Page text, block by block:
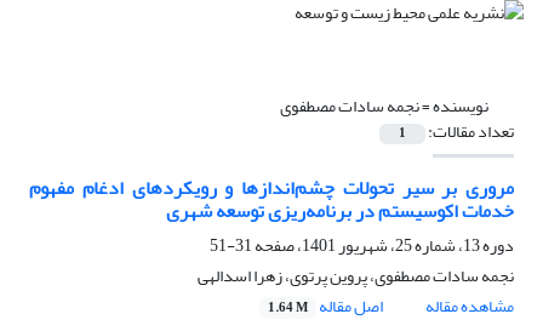
نویسنده =نجمه سادات مصطفوی
تعداد مقالات: 1
مروری بر سیر تحولات چشم‌‌اندازها و رویکردهای ادغام مفهوم
خدمات اکوسیستم در برنامه‌ریزی توسعه شهری
دوره 13، شماره 25، شهریور 1401، صفحه
31-51
نجمه سادات مصطفوی، پروین پرتوی، زهرا اسدالهی
مشاهده مقاله
اصل مقاله 1.64 M